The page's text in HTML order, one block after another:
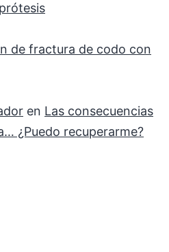
de fractura de codo con
en Las consecuencias
¿Puedo recuperarme?